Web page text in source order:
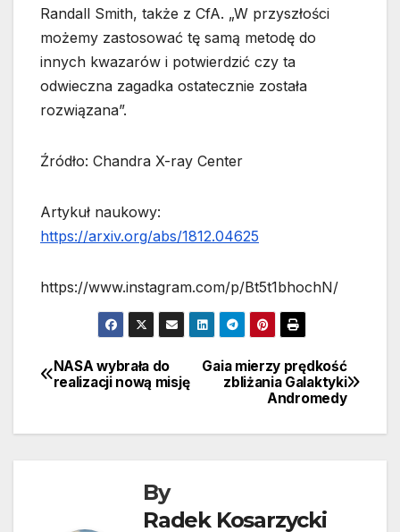
Randall Smith, także z CfA. „W przyszłości
możemy zastosować tę samą metodę do
innych kwazarów i potwierdzić czy ta
odwieczna zagadka ostatecznie została
rozwiązana”.
Źródło: Chandra X-ray Center
Artykuł naukowy:
https://arxiv.org/abs/1812.04625
https://www.instagram.com/p/Bt5t1bhochN/
Nawigacja
Gaia mierzy prędkość
zbliżania Galaktyki
Andromedy
NASA wybrała do
realizacji nową misję
By
Radek Kosarzycki